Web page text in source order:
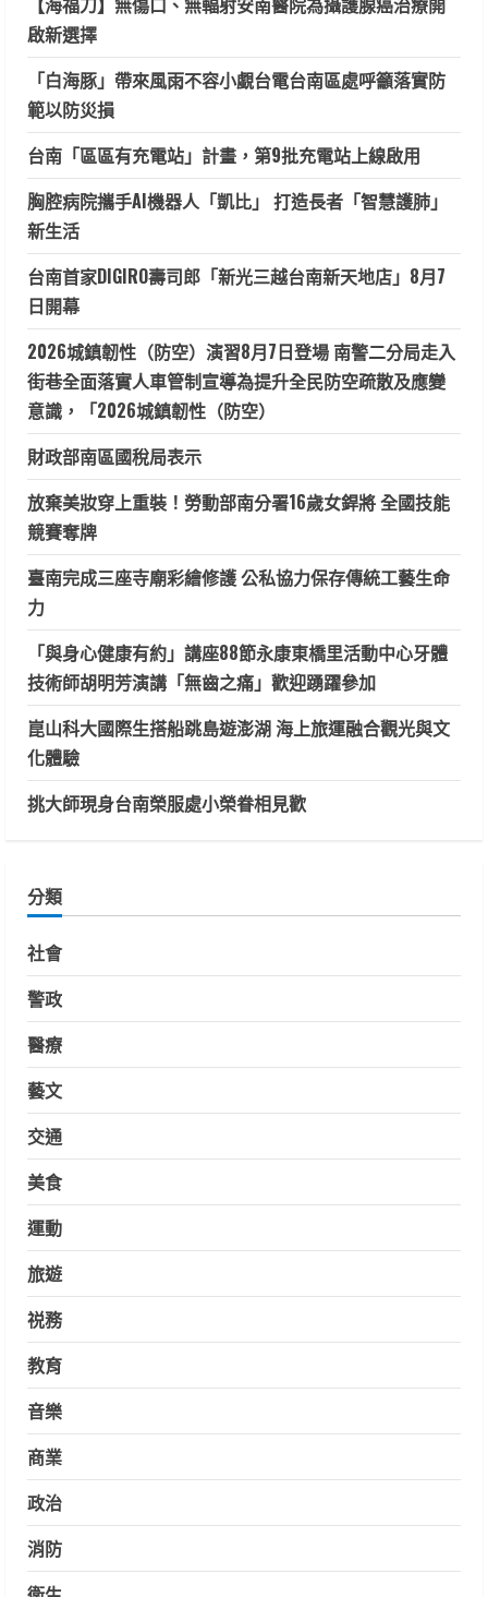
啟新選擇
「白海豚」帶來風雨不容小覷台電台南區處呼籲落實防
範以防災損
台南「區區有充電站」計畫，第9批充電站上線啟用
胸腔病院攜手AI機器人「凱比」 打造長者「智慧護肺」
新生活
台南首家DIGIRO壽司郎「新光三越台南新天地店」8月7
日開幕
2026城鎮韌性（防空）演習8月7日登場 南警二分局走入
街巷全面落實人車管制宣導為提升全民防空疏散及應變
意識，「2026城鎮韌性（防空）
財政部南區國稅局表示
放棄美妝穿上重裝！勞動部南分署16歲女銲將 全國技能
競賽奪牌
臺南完成三座寺廟彩繪修護 公私協力保存傳統工藝生命
力
「與身心健康有約」講座88節永康東橋里活動中心牙體
技術師胡明芳演講「無齒之痛」歡迎踴躍參加
崑山科大國際生搭船跳島遊澎湖 海上旅運融合觀光與文
化體驗
挑大師現身台南榮服處小榮眷相見歡
分類
社會
警政
醫療
藝文
交通
美食
運動
旅遊
祱務
教育
音樂
商業
政治
消防